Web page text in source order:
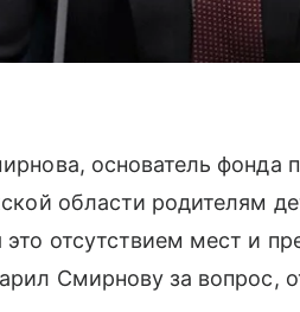
основатель
области родителям
отсутствием мест и
Смирнову за вопрос,